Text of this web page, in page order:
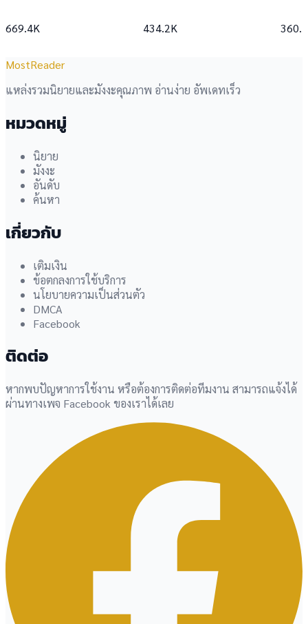
669.4K 434.2K
MostReader
แหล่งรวมนิยายและมังงะคุณภาพ อ่านง่าย อัพเดทเร็ว
หมวดหมู่
นิยาย
มังงะ
อันดับ
ค้นหา
เกี่ยวกับ
เติมเงิน
ข้อตกลงการใช้บริการ
นโยบายความเป็นส่วนตัว
DMCA
Facebook
ติดต่อ
หากพบปัญหาการใช้งาน หรือต้องการติดต่อทีมงาน สามารถแจ้งได้
ผ่านทางเพจ Facebook ของเราได้เลย